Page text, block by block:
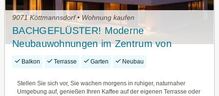
9071 Köttmannsdorf • Wohnung kaufen
BACHGEFLÜSTER! Moderne
Neubauwohnungen im Zentrum von
Köttmannsdorf
Balkon Terrasse Garten Neubau
Stellen Sie sich vor, Sie wachen morgens in ruhiger, naturnaher
Umgebung auf, genießen Ihren Kaffee auf der eigenen Terrasse oder